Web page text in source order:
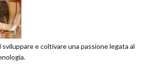
sviluppare e coltivare una passione legata al